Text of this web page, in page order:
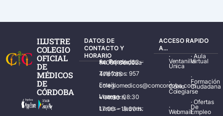
ILUSTRE
COLEGIO
OFICIAL
DE
MÉDICOS
DE
CÓRDOBA
DATOS DE
CONTACTO Y
HORARIO
Av. Ronda de los Tejares, 32 – 14001 Córdoba
Teléfonos: 957 478 785
Email: colegiomedicos@comcordoba.com
Lunes – Viernes: 08:30 – 14:30 h.
Lunes – Jueves: 17:00 – 19:30 h.
ACCESO RAPIDO
A...
·
Ventanilla
Única
·
Cómo
Colegiarse
·
Webmail
·Aula
Virtual
·
Formación
Ciudadana
·Ofertas
De
Empleo